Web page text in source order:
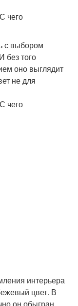
с выбором
без того
оно выглядит
не для
интерьера
цвет. В